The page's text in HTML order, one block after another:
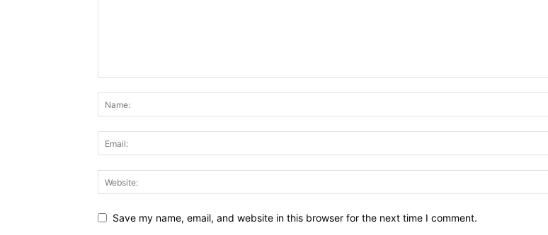
Save my name, email, and website in this browser for the next time I comment.